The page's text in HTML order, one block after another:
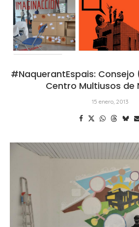
#NaquerantEspais:
Centro Multiusos de
15 enero, 2013